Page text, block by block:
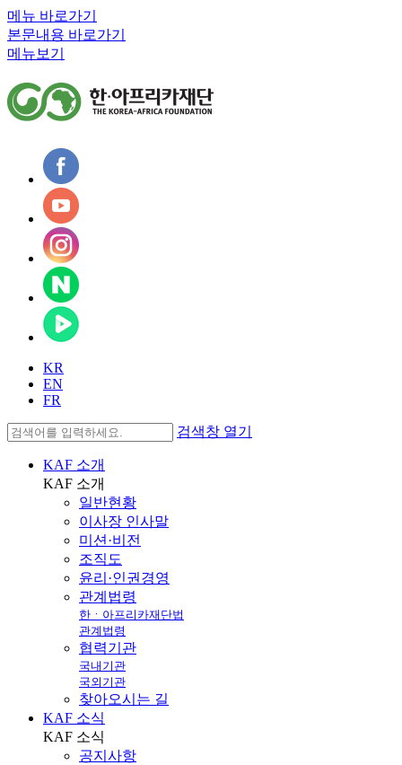
메뉴 바로가기
본문내용 바로가기
메뉴보기
KR
EN
FR
검색창 열기
KAF 소개
KAF 소개
일반현황
이사장 인사말
미션·비전
조직도
윤리·인권경영
관계법령
한ㆍ아프리카재단법
관계법령
협력기관
국내기관
국외기관
찾아오시는 길
KAF 소식
KAF 소식
공지사항